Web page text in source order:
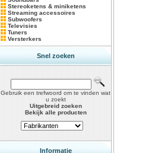
Stereoketens & miniketens
Streaming accessoires
Subwoofers
Televisies
Tuners
Versterkers
Snel zoeken
Gebruik een trefwoord om te vinden wat
u zoekt
Uitgebreid zoeken
Bekijk alle producten
Informatie